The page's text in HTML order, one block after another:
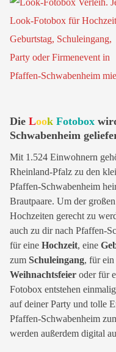
Die Look Fotobox
Schwabenheim
Mit 1.524 Einwohnern
Rheinland-Pfalz zu den
Pfaffen-Schwabenheim
Brautpaare. Um der
Hochzeiten gerecht zu
auch zu dir nach Pfaffen-
für eine Hochzeit, eine
zum Schuleingang, für ein
Weihnachtsfeier oder für
Fotobox entstehen
auf deiner Party und tolle
Pfaffen-Schwabenheim
werden außerdem digital